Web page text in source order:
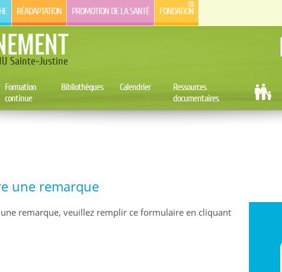
RÉADAPTATION PROMOTION DE LA SANTÉ FONDATION
Sainte-Justine
Formation
continue
Bibliothèques Calendrier
Ressources
documentaires
une remarque
remarque, veuillez remplir ce formulaire en cliquant